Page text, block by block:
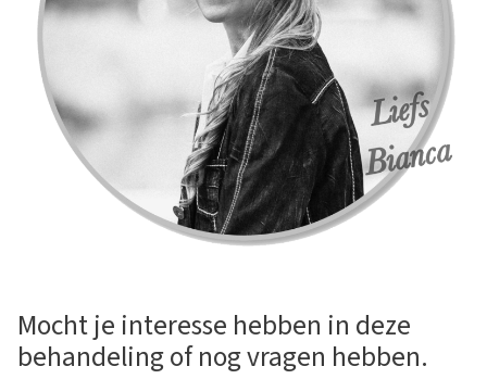
Mocht je interesse hebben in deze
behandeling of nog vragen hebben.